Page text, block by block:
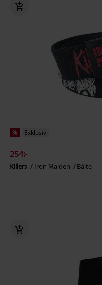
% Exklusiv
254:-
Killers Iron Maiden Bälte